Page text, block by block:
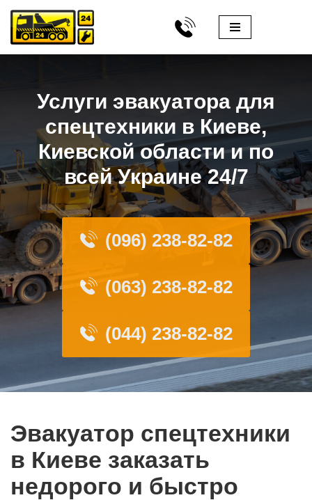
Перейти
к
Услуги эвакуатора для
спецтехники в Киеве,
Киевской области и по
всей Украине 24/7
(096) 238-82-82
(063) 238-82-82
(044) 238-82-82
Эвакуатор спецтехники
в Киеве заказать
недорого и быстро